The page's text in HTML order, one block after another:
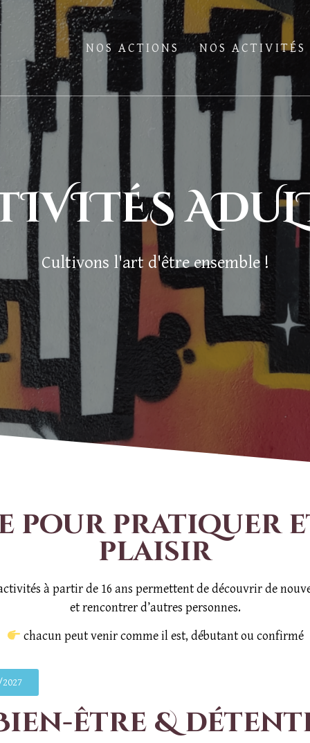
NOS ACTIONS NOS ACTIVITÉS
Cultivons l'art d'être ensemble !
pour pratiquer
plaisir
à partir de 16 ans permettent de découvrir de
et rencontrer d’autres personnes.
chacun peut venir comme il est, débutant ou confirmé
être &